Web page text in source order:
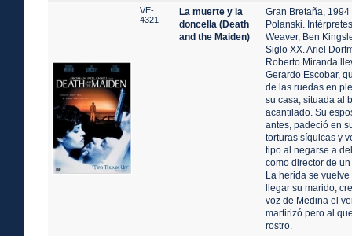
VE-
4321
La muerte y la
doncella (Death
and the Maiden)
Gran Bretaña,
Polanski.
Weaver, Ben
Siglo XX. Ariel
Roberto Miranda
Gerardo Escobar,
de las ruedas en
su casa, situada al
acantilado. Su
antes, padeció en
torturas síquicas y
tipo al negarse a
como director de
La herida se
llegar su marido,
voz de Medina el
martirizó pero al
rostro.